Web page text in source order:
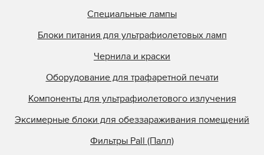
Специальные лампы
Блоки питания для ультрафиолетовых ламп
Чернила и краски
Оборудование для трафаретной печати
Компоненты для ультрафиолетового излучения
Эксимерные блоки для обеззараживания помещений
Фильтры Pall (Палл)